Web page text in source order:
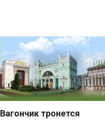
Вагончик тронется